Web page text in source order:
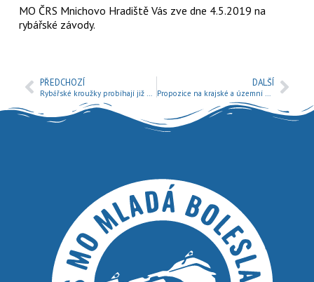
MO ČRS Mnichovo Hradiště Vás zve dne 4.5.2019 na
rybářské závody.
PŘEDCHOZÍ
Rybářské kroužky probíhají již u vody
DALŠÍ
Propozice na krajské a územní kolo Zlaté udice 2019.